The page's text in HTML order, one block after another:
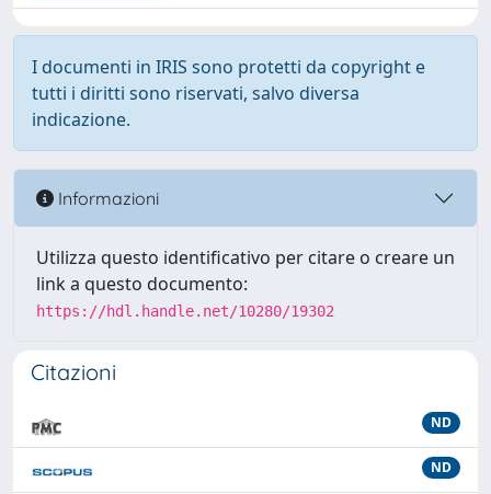
I documenti in IRIS sono protetti da copyright e
tutti i diritti sono riservati, salvo diversa
indicazione.
Informazioni
Utilizza questo identificativo per citare o creare un
link a questo documento:
https://hdl.handle.net/10280/19302
Citazioni
ND
ND